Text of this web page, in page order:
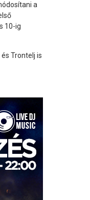
a
10-ig
Trontelj is